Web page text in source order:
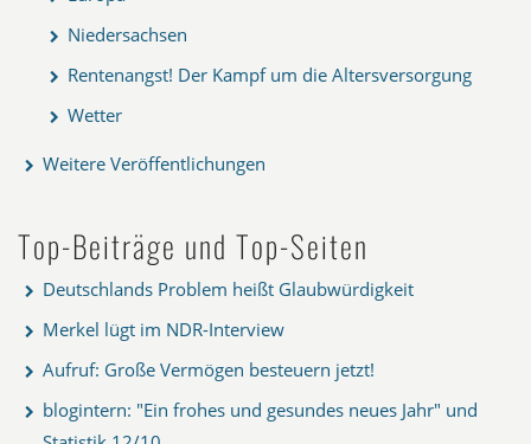
Niedersachsen
Rentenangst! Der Kampf um die Altersversorgung
Wetter
Weitere Veröffentlichungen
Top-Beiträge und Top-Seiten
Deutschlands Problem heißt Glaubwürdigkeit
Merkel lügt im NDR-Interview
Aufruf: Große Vermögen besteuern jetzt!
blogintern: "Ein frohes und gesundes neues Jahr" und